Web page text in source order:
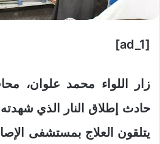
[ad_1]
زار اللواء محمد علوان،
حادث إطلاق النار الذي شهدته
يتلقون العلاج بمستشفى